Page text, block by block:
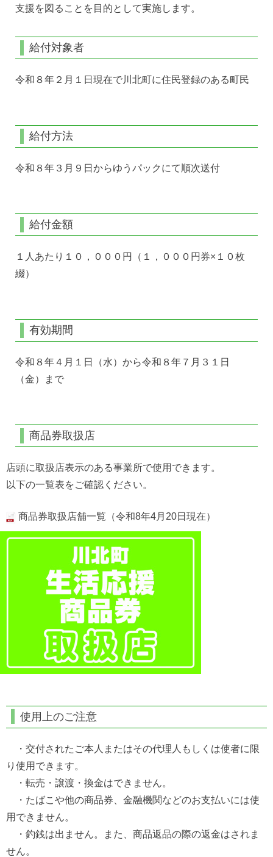
支援を図ることを目的として実施します。
給付対象者
令和８年２月１日現在で川北町に住民登録のある町民
給付方法
令和８年３月９日からゆうパックにて順次送付
給付金額
１人あたり１０，０００円（１，０００円券×１０枚
綴）
有効期間
令和８年４月１日（水）から令和８年７月３１日
（金）まで
商品券取扱店
店頭に取扱店表示のある事業所で使用できます。
以下の一覧表をご確認ください。
商品券取扱店舗一覧（令和8年4月20日現在）
使用上のご注意
・交付されたご本人またはその代理人もしくは使者に限
り使用できます。
・転売・譲渡・換金はできません。
・たばこや他の商品券、金融機関などのお支払いには使
用できません。
・釣銭は出ません。また、商品返品の際の返金はされま
せん。